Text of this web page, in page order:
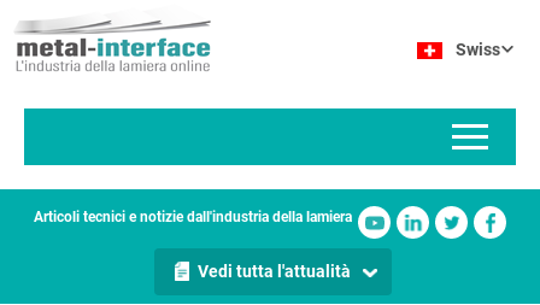
contenuto
Swiss
Articoli tecnici e notizie dall'industria della lamiera
Vedi tutta l'attualità